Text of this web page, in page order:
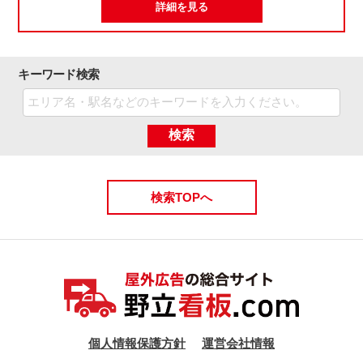
詳細を見る
キーワード検索
検索
検索TOPへ
個人情報保護方針 運営会社情報